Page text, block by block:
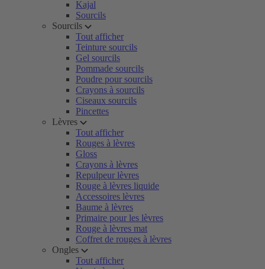
Kajal
Sourcils
Sourcils
Tout afficher
Teinture sourcils
Gel sourcils
Pommade sourcils
Poudre pour sourcils
Crayons à sourcils
Ciseaux sourcils
Pincettes
Lèvres
Tout afficher
Rouges à lèvres
Gloss
Crayons à lèvres
Repulpeur lèvres
Rouge à lèvres liquide
Accessoires lèvres
Baume à lèvres
Primaire pour les lèvres
Rouge à lèvres mat
Coffret de rouges à lèvres
Ongles
Tout afficher